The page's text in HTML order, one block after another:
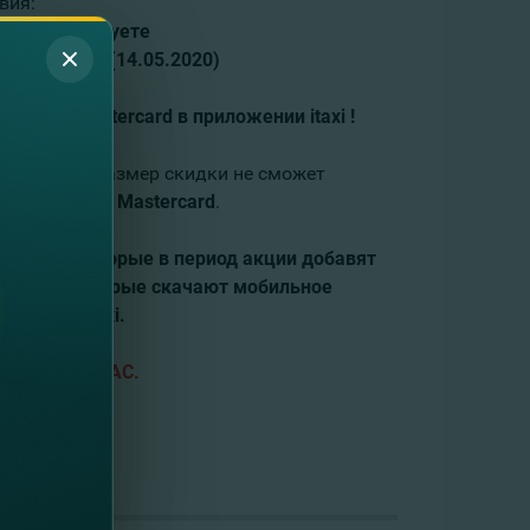
не используете
версии (14.05.2020)
Mastercard в приложении itaxi !
5 раз, а размер скидки не сможет
картой Mastercard.
, которые в период акции добавят
которые скачают мобильное
itaxi.
СЕЙЧАС.